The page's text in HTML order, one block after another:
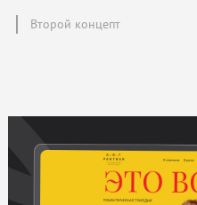
Второй концепт